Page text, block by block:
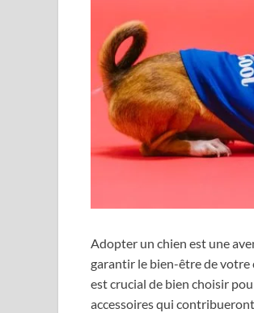
Adopter un chien est une
garantir le bien-être de votre
est crucial de bien choisir
accessoires qui